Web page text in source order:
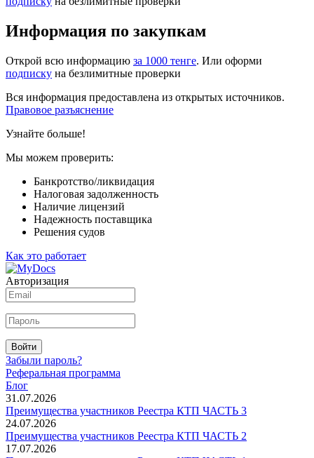
Информация по закупкам
Открой всю информацию за 1000 тенге. Или оформи
подписку на безлимитные проверки
Вся информация предоставлена из открытых источников.
Правовое разъяснение
Узнайте больше!
Мы можем проверить:
Банкротство/ликвидация
Налоговая задолженность
Наличие лицензий
Надежность поставщика
Решения судов
Как это работает
Авторизация
Войти
Забыли пароль?
Реферальная программа
Блог
31.07.2026
Преимущества участников Реестра КТП ЧАСТЬ 3
24.07.2026
Преимущества участников Реестра КТП ЧАСТЬ 2
17.07.2026